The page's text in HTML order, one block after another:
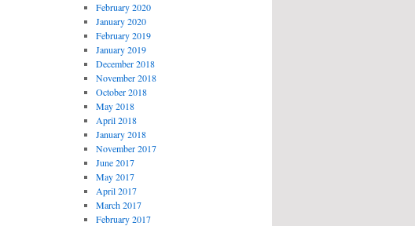
February 2020
January 2020
February 2019
January 2019
December 2018
November 2018
October 2018
May 2018
April 2018
January 2018
November 2017
June 2017
May 2017
April 2017
March 2017
February 2017